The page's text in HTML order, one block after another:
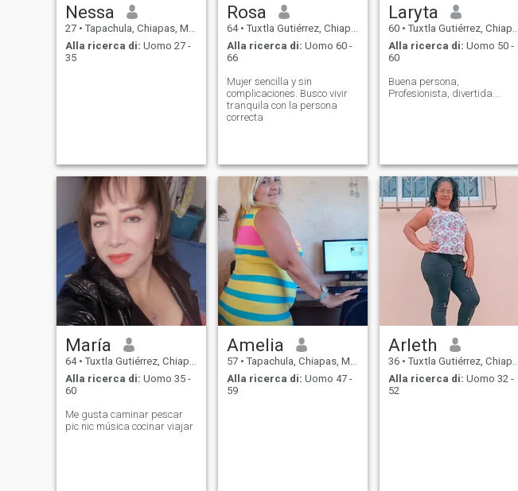
Nessa
27 • Tapachula, Chiapas, Messico
Alla ricerca di: Uomo 27 -
35
Rosa
64 • Tuxtla Gutiérrez, Chiapas, Messico
Alla ricerca di: Uomo 60 -
66
Mujer sencilla y sin
complicaciones. Busco vivir
tranquila con la persona
correcta
Laryta
60 • Tuxtla Gutiérrez, Chiapas, Messico
Alla ricerca di: Uomo 50 -
60
Buena persona,
Profesionista, divertida...
María
64 • Tuxtla Gutiérrez, Chiapas, Messico
Alla ricerca di: Uomo 35 -
60
Me gusta caminar pescar
pic nic música cocinar viajar
Amelia
57 • Tapachula, Chiapas, Messico
Alla ricerca di: Uomo 47 -
59
Arleth
36 • Tuxtla Gutiérrez, Chiapas, Messico
Alla ricerca di: Uomo 32 -
52